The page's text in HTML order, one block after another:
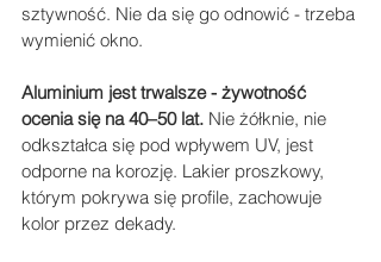
sztywność. Nie da się go odnowić - trzeba
wymienić okno.
Aluminium jest trwalsze - żywotność
ocenia się na 40–50 lat. Nie żółknie, nie
odkształca się pod wpływem UV, jest
odporne na korozję. Lakier proszkowy,
którym pokrywa się profile, zachowuje
kolor przez dekady.